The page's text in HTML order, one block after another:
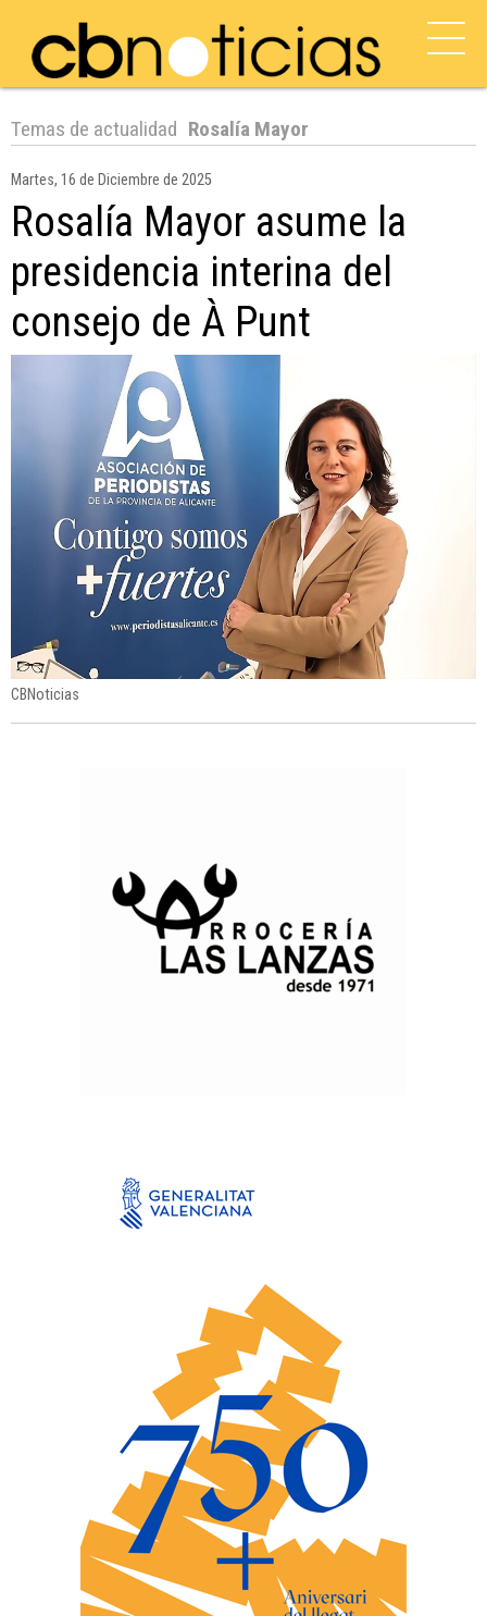
Temas de actualidad Rosalía Mayor
Martes, 16 de Diciembre de 2025
Rosalía Mayor asume la
presidencia interina del
consejo de À Punt
CBNoticias